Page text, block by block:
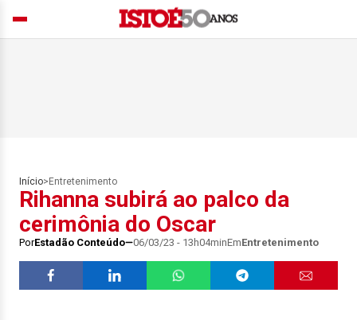
Início> Entretenimento
Rihanna subirá ao palco da
cerimônia do Oscar
PorEstadão Conteúdo 06/03/23 - 13h04minEmEntretenimento